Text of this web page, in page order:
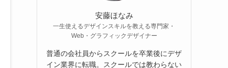
安藤ほなみ
一生使えるデザインスキルを教える専門家・
Web・グラフィックデザイナー
普通の会社員からスクールを卒業後にデザ
イン業界に転職。スクールでは教わらない